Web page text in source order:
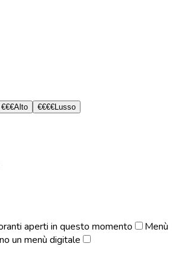
€€€Alto €€€€Lusso
aperti in questo momento
Menù
un menù digitale